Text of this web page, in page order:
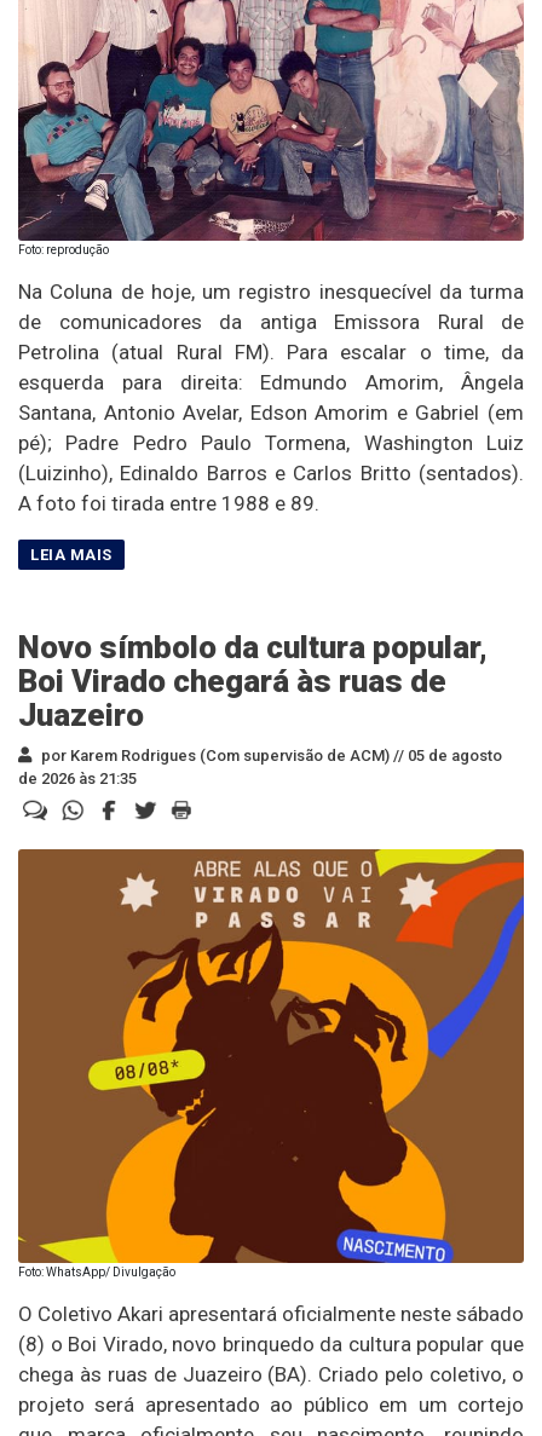
Foto: reprodução
Na Coluna de hoje, um registro inesquecível da turma
de comunicadores da antiga Emissora Rural de
Petrolina (atual Rural FM). Para escalar o time, da
esquerda para direita: Edmundo Amorim, Ângela
Santana, Antonio Avelar, Edson Amorim e Gabriel (em
pé); Padre Pedro Paulo Tormena, Washington Luiz
(Luizinho), Edinaldo Barros e Carlos Britto (sentados).
A foto foi tirada entre 1988 e 89.
Novo símbolo da cultura popular,
Boi Virado chegará às ruas de
Juazeiro
por Karem Rodrigues (Com supervisão de ACM) // 05 de agosto
de 2026 às 21:35
Foto: WhatsApp/ Divulgação
O Coletivo Akari apresentará oficialmente neste sábado
(8) o Boi Virado, novo brinquedo da cultura popular que
chega às ruas de Juazeiro (BA). Criado pelo coletivo, o
projeto será apresentado ao público em um cortejo